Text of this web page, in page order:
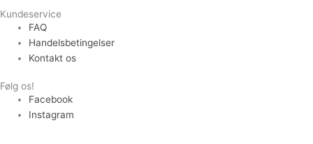
Kundeservice
FAQ
Handelsbetingelser
Kontakt os
Følg os!
Facebook
Instagram